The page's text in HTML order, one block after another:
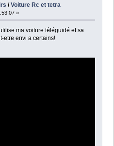
/Voiture Rc et tetra
»
ma voiture téléguidé et sa
etre envi a certains!